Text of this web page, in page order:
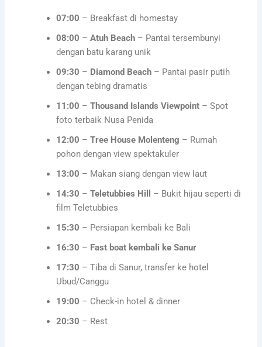
07:00 – Breakfast di homestay
08:00 –Atuh Beach – Pantai tersembunyi
dengan batu karang unik
09:30 – Diamond Beach – Pantai pasir putih
dengan tebing dramatis
11:00 –Thousand Islands Viewpoint – Spot
foto terbaik Nusa Penida
12:00 –Tree House Molenteng – Rumah
pohon dengan view spektakuler
13:00 – Makan siang dengan view laut
14:30 –Teletubbies Hill
– Bukit hijau seperti di
film Teletubbies
15:30 – Persiapan kembali ke Bali
16:30 – Fast boat kembali ke Sanur
17:30 – Tiba di Sanur, transfer ke hotel
Ubud/Canggu
19:00 – Check-in hotel & dinner
20:30 – Rest